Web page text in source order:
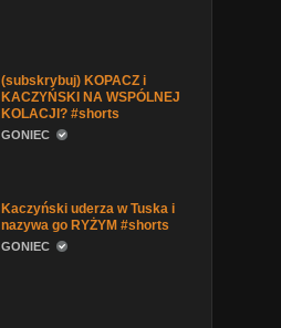
(subskrybuj) KOPACZ i
KACZYŃSKI NA WSPÓLNEJ
KOLACJI? #shorts
GONIEC
Kaczyński uderza w Tuska i
nazywa go RYŻYM #shorts
GONIEC